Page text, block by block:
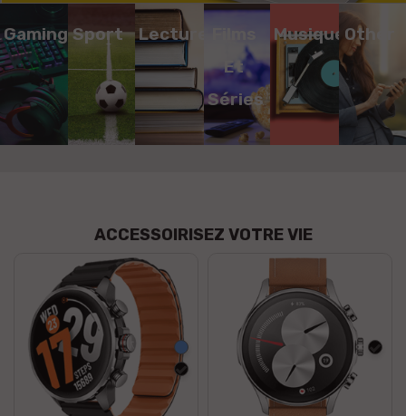
Gaming Sport Lecture
Et
Séries
MusiqueOther
ACCESSOIRISEZ VOTRE VIE
Bleu
Noir
Noir